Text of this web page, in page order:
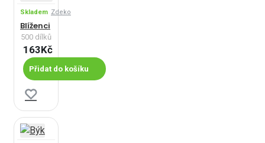
Skladem Zdeko
Blíženci
500 dílků
163Kč
Přidat do košíku